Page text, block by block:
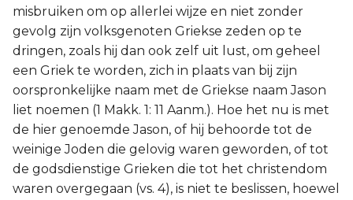
misbruiken om op allerlei wijze en niet zonder
gevolg zijn volksgenoten Griekse zeden op te
dringen, zoals hij dan ook zelf uit lust, om geheel
een Griek te worden, zich in plaats van bij zijn
oorspronkelijke naam met de Griekse naam Jason
liet noemen (1 Makk. 1: 11 Aanm.). Hoe het nu is met
de hier genoemde Jason, of hij behoorde tot de
weinige Joden die gelovig waren geworden, of tot
de godsdienstige Grieken die tot het christendom
waren overgegaan (vs. 4), is niet te beslissen, hoewel